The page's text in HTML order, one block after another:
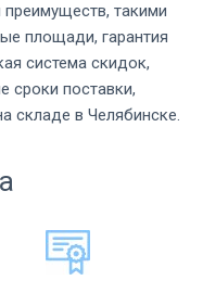
такими
площади, гарантия
система скидок,
сроки поставки,
складе в Челябинске.